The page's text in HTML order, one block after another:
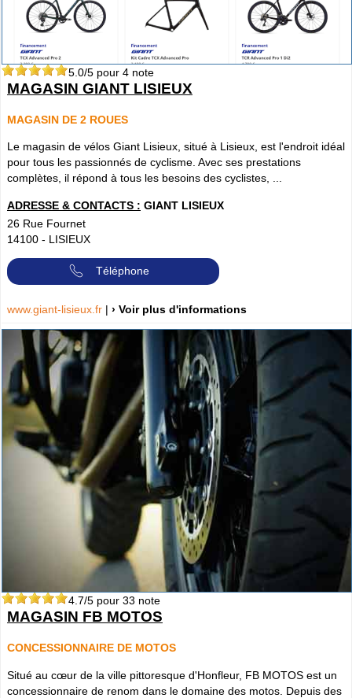
5.0/5 pour 4 note
MAGASIN GIANT LISIEUX
MAGASIN DE 2 ROUES
Le magasin de vélos Giant Lisieux, situé à Lisieux, est l'endroit idéal
pour tous les passionnés de cyclisme. Avec ses prestations
complètes, il répond à tous les besoins des cyclistes, ...
ADRESSE & CONTACTS : GIANT LISIEUX
26 Rue Fournet
14100 - LISIEUX
Téléphone
www.giant-lisieux.fr | › Voir plus d'informations
4.7/5 pour 33 note
MAGASIN FB MOTOS
CONCESSIONNAIRE DE MOTOS
Situé au cœur de la ville pittoresque d'Honfleur, FB MOTOS est un
concessionnaire de renom dans le domaine des motos. Depuis des